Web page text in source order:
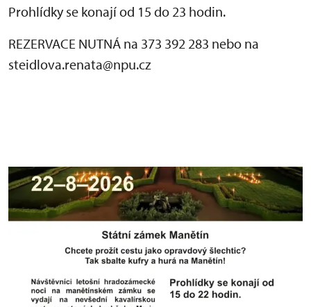
Prohlídky se konají od 15 do 23 hodin.
REZERVACE NUTNÁ na 373 392 283 nebo na
steidlova.renata@npu.cz